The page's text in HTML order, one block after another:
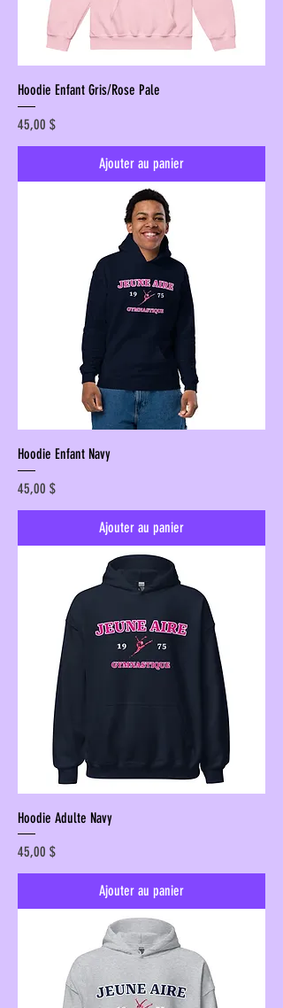
Hoodie Enfant Gris/Rose Pale
Prix
45,00 $
Ajouter au panier
Hoodie Enfant Navy
Prix
45,00 $
Ajouter au panier
Hoodie Adulte Navy
Prix
45,00 $
Ajouter au panier